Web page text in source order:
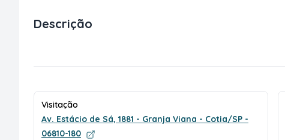
Descrição
Visitação
Av. Estácio de Sá, 1881 - Granja Viana - Cotia/SP -
06810-180